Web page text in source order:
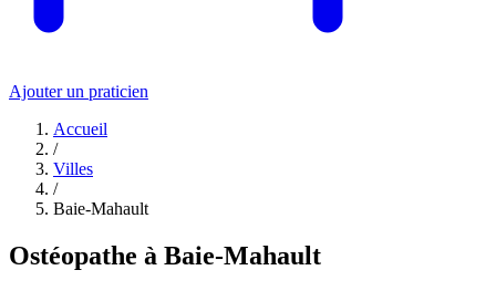
Ajouter un praticien
Accueil
/
Villes
/
Baie-Mahault
Ostéopathe à Baie-Mahault